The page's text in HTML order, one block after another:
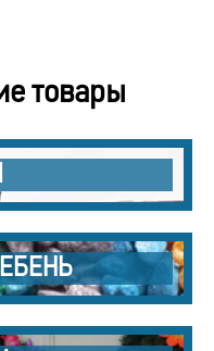
товары